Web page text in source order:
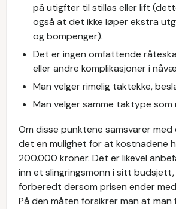
på utigfter til stillas eller lift
også at det ikke løper ekstra
og bompenger).
Det er ingen omfattende
eller andre komplikasjoner i
Man velger rimelig taktekke,
Man velger samme taktype
Om disse punktene samsvarer
det en mulighet for at kostnadene
200.000 kroner. Det er likevel
inn et slingringsmonn i sitt budsjett,
forberedt dersom prisen ender
På den måten forsikrer man at